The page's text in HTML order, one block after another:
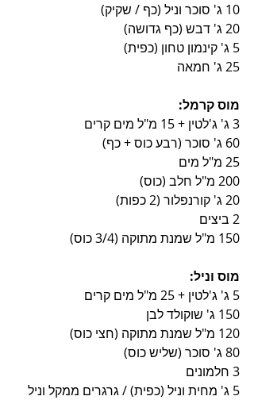
10 ג' סוכר וניל (כף / שקיק)
20 ג' דבש (כף גדושה)
5 ג' קינמון טחון (כפית)
25 ג' חמאה
מוס קרמל:
3 ג' ג'לטין + 15 מ"ל מים קרים
60 ג' סוכר (רבע כוס + כף)
25 מ"ל מים
200 מ"ל חלב (כוס)
20 ג' קורנפלור (2 כפות)
2 ביצים
150 מ"ל שמנת מתוקה (3/4 כוס)
מוס וניל:
5 ג' ג'לטין + 25 מ"ל מים קרים
150 ג' שוקולד לבן
120 מ"ל שמנת מתוקה (חצי כוס)
80 ג' סוכר (שליש כוס)
3 חלמונים
5 ג' מחית וניל (כפית) / גרגרים ממקל וניל